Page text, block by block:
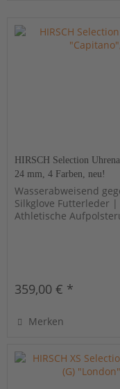
HIRSCH Selection
24 mm, 4 Farben, neu!
Wasserabweisend
Silkglove Futterleder |
Athletische
359,00 € *
Merken